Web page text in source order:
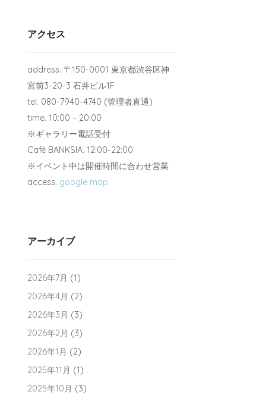
アクセス
address. 〒150-0001 東京都渋谷区神
宮前3-20-3 石井ビル1F
tel. 080-7940-4740 (管理者直通)
time. 10:00 – 20:00
※ギャラリー電話受付
Café BANKSIA. 12:00-22:00
※イベント中は開催時間に合わせ営業
access. google map
アーカイブ
2026年7月 (1)
2026年4月 (2)
2026年3月 (3)
2026年2月 (3)
2026年1月 (2)
2025年11月 (1)
2025年10月 (3)